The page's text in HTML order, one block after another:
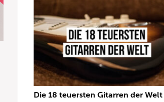
Die 18 teuersten Gitarren der Welt